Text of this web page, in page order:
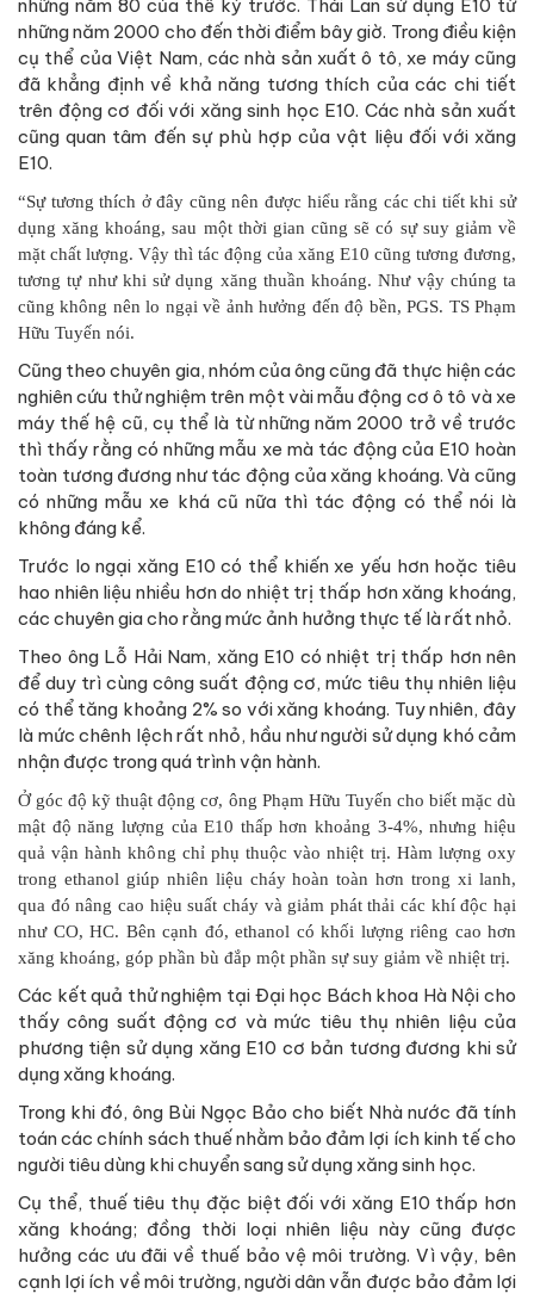
những năm 80 của thế kỷ trước. Thái Lan sử dụng E10 từ
những năm 2000 cho đến thời điểm bây giờ. Trong điều kiện
cụ thể của Việt Nam, các nhà sản xuất ô tô, xe máy cũng
đã khẳng định về khả năng tương thích của các chi tiết
trên động cơ đối với xăng sinh học E10. Các nhà sản xuất
cũng quan tâm đến sự phù hợp của vật liệu đối với xăng
E10.
“Sự tương thích ở đây cũng nên được hiểu rằng các chi tiết khi sử
dụng xăng khoáng, sau một thời gian cũng sẽ có sự suy giảm về
mặt chất lượng. Vậy thì tác động của xăng E10 cũng tương đương,
tương tự như khi sử dụng xăng thuần khoáng. Như vậy chúng ta
cũng không nên lo ngại về ảnh hưởng đến độ bền, PGS. TS Phạm
Hữu Tuyến nói.
Cũng theo chuyên gia, nhóm của ông cũng đã thực hiện các
nghiên cứu thử nghiệm trên một vài mẫu động cơ ô tô và xe
máy thế hệ cũ, cụ thể là từ những năm 2000 trở về trước
thì thấy rằng có những mẫu xe mà tác động của E10 hoàn
toàn tương đương như tác động của xăng khoáng. Và cũng
có những mẫu xe khá cũ nữa thì tác động có thể nói là
không đáng kể.
Trước lo ngại xăng E10 có thể khiến xe yếu hơn hoặc tiêu
hao nhiên liệu nhiều hơn do nhiệt trị thấp hơn xăng khoáng,
các chuyên gia cho rằng mức ảnh hưởng thực tế là rất nhỏ.
Theo ông Lỗ Hải Nam, xăng E10 có nhiệt trị thấp hơn nên
để duy trì cùng công suất động cơ, mức tiêu thụ nhiên liệu
có thể tăng khoảng 2% so với xăng khoáng. Tuy nhiên, đây
là mức chênh lệch rất nhỏ, hầu như người sử dụng khó cảm
nhận được trong quá trình vận hành.
Ở góc độ kỹ thuật động cơ, ông Phạm Hữu Tuyến cho biết mặc dù
mật độ năng lượng của E10 thấp hơn khoảng 3-4%, nhưng hiệu
quả vận hành không chỉ phụ thuộc vào nhiệt trị. Hàm lượng oxy
trong ethanol giúp nhiên liệu cháy hoàn toàn hơn trong xi lanh,
qua đó nâng cao hiệu suất cháy và giảm phát thải các khí độc hại
như CO, HC. Bên cạnh đó, ethanol có khối lượng riêng cao hơn
xăng khoáng, góp phần bù đắp một phần sự suy giảm về nhiệt trị.
Các kết quả thử nghiệm tại Đại học Bách khoa Hà Nội cho
thấy công suất động cơ và mức tiêu thụ nhiên liệu của
phương tiện sử dụng xăng E10 cơ bản tương đương khi sử
dụng xăng khoáng.
Trong khi đó, ông Bùi Ngọc Bảo cho biết Nhà nước đã tính
toán các chính sách thuế nhằm bảo đảm lợi ích kinh tế cho
người tiêu dùng khi chuyển sang sử dụng xăng sinh học.
Cụ thể, thuế tiêu thụ đặc biệt đối với xăng E10 thấp hơn
xăng khoáng; đồng thời loại nhiên liệu này cũng được
hưởng các ưu đãi về thuế bảo vệ môi trường. Vì vậy, bên
cạnh lợi ích về môi trường, người dân vẫn được bảo đảm lợi